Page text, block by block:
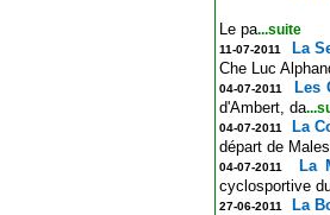
Le pa...suite
11-07-2011 La
Che Luc
04-07-2011 Les
d'Ambert, da
04-07-2011 La
départ de
04-07-2011 La
cyclosportive
27-06-2011 La